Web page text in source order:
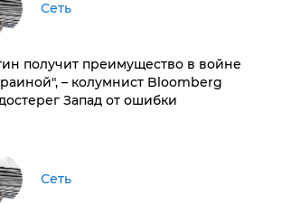
Сеть
получит преимущество в войне
– колумнист Bloomberg
Запад от ошибки
Сеть